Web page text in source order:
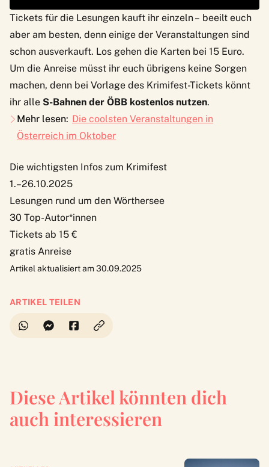
Tickets für die Lesungen kauft ihr einzeln – beeilt euch
aber am besten, denn einige der Veranstaltungen sind
schon ausverkauft. Los gehen die Karten bei 15 Euro.
Um die Anreise müsst ihr euch übrigens keine Sorgen
machen, denn bei Vorlage des Krimifest-Tickets könnt
ihr alle S-Bahnen der ÖBB kostenlos nutzen.
Mehr lesen: Die coolsten Veranstaltungen in
Österreich im Oktober
Die wichtigsten Infos zum Krimifest
1.–26.10.2025
Lesungen rund um den Wörthersee
30 Top-Autor*innen
Tickets ab 15 €
gratis Anreise
Artikel aktualisiert am 30.09.2025
ARTIKEL TEILEN
Diese Artikel könnten dich
auch interessieren